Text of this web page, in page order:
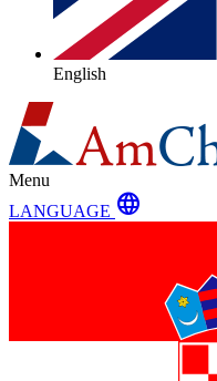
English
Menu
LANGUAGE language